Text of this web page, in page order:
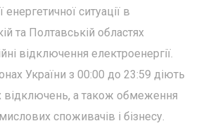
енергетичної ситуації в
та Полтавській областях
відключення електроенергії.
України з 00:00 до 23:59 діють
відключень, а також обмеження
споживачів і бізнесу.